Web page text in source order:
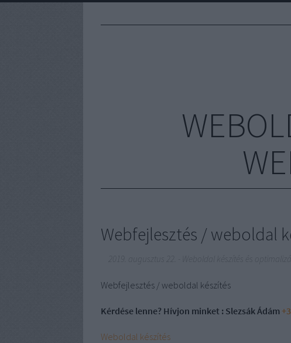
Webfejlesztés / weboldal
Webfejlesztés / weboldal készítés
Kérdése lenne? Hívjon minket : Slezsák Ádám
Weboldal készítés